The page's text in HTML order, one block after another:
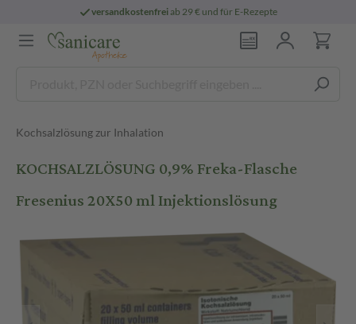
versandkostenfreiab 29 € und für E-Rezepte
Kochsalzlösung zur Inhalation
KOCHSALZLÖSUNG 0,9% Freka-Flasche
Fresenius 20X50 ml Injektionslösung